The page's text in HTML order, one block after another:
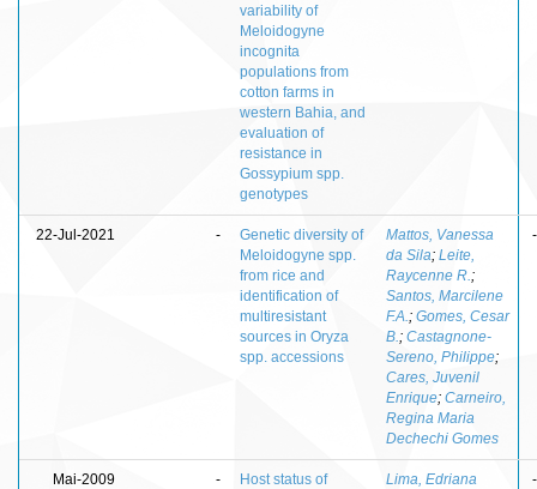
variability of
Meloidogyne
incognita
populations from
cotton farms in
western Bahia, and
evaluation of
resistance in
Gossypium spp.
genotypes
22-Jul-2021 -
Genetic diversity of
Meloidogyne spp.
from rice and
identification of
multiresistant
sources in Oryza
spp. accessions
Mattos, Vanessa
da Sila; Leite,
Raycenne R. ;
Santos, Marcilene
F.A. ; Gomes, Cesar
B. ; Castagnone-
Sereno, Philippe;
Cares, Juvenil
Enrique; Carneiro,
Regina Maria
Dechechi Gomes
-
Mai-2009 -
Host status of
Lima, Edriana
-